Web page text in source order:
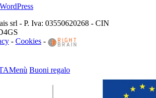
WordPress
srl - P. Iva: 03550620268 - CIN
- Cookies -
Menù Buoni regalo